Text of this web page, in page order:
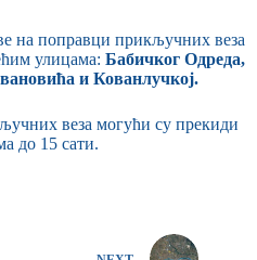
на поправци прикључних веза
улицама: Бабичког Одреда,
и Кованлучкој.
веза могући су прекиди
до 15 сати.